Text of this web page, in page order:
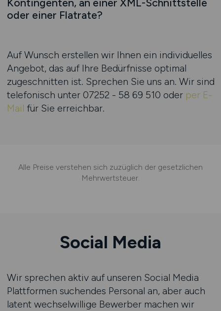
Kontingenten, an einer XML-Schnittstelle
oder einer Flatrate?
Auf Wunsch erstellen wir Ihnen ein individuelles
Angebot, das auf Ihre Bedürfnisse optimal
zugeschnitten ist. Sprechen Sie uns an. Wir sind
telefonisch unter 07252 - 58 69 510 oder per E-
Mail für Sie erreichbar.
Alle Preise verstehen sich zuzüglich der gesetzlichen
Mehrwertsteuer.
Social Media
Wir sprechen aktiv auf unseren Social Media
Plattformen suchendes Personal an, aber auch
latent wechselwillige Bewerber machen wir